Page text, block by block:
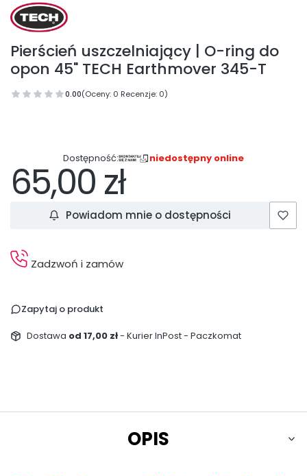
Pierścień uszczelniający | O-ring do
opon 45" TECH Earthmover 345-T
0.00(Oceny: 0 Recenzje: 0)
Dostępność: niedostępny online
Cena
65,00 zł
Powiadom mnie o dostępności
Zadzwoń i zamów
Zapytaj o produkt
Dostawa od 17,00 zł- Kurier InPost - Paczkomat
OPIS